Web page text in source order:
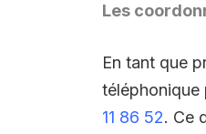
Les
En tant que
téléphonique
11 86 52. Ce